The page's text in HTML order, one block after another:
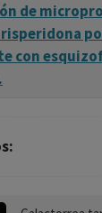
de
con